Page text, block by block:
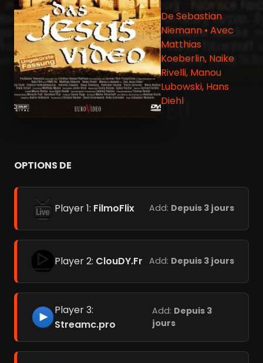
De Sebastian
Niemann • Avec
Matthias
Koeberlin, Naike
Rivelli, Manou
Lubowski, Hans
Diehl
OPTIONS DE
Player 1: FilmoFlix Add: Depuis 3 jours
Player 2: ClouDY.Fr Add: Depuis 3 jours
Player 3:
Streamc.pro
Add: Depuis 3
jours